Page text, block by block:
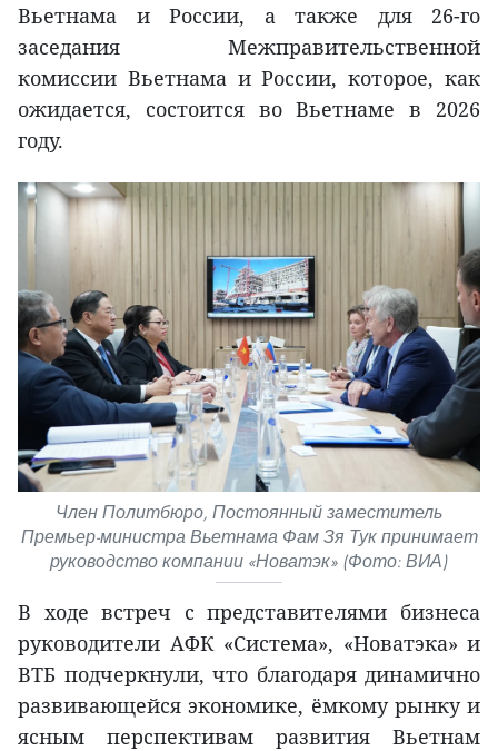
Вьетнама и России, а также для 26-го
заседания Межправительственной
комиссии Вьетнама и России, которое, как
ожидается, состоится во Вьетнаме в 2026
году.
Член Политбюро, Постоянный заместитель
Премьер-министра Вьетнама Фам Зя Тук принимает
руководство компании «Новатэк» (Фото: ВИА)
В ходе встреч с представителями бизнеса
руководители АФК «Система», «Новатэка» и
ВТБ подчеркнули, что благодаря динамично
развивающейся экономике, ёмкому рынку и
ясным перспективам развития Вьетнам